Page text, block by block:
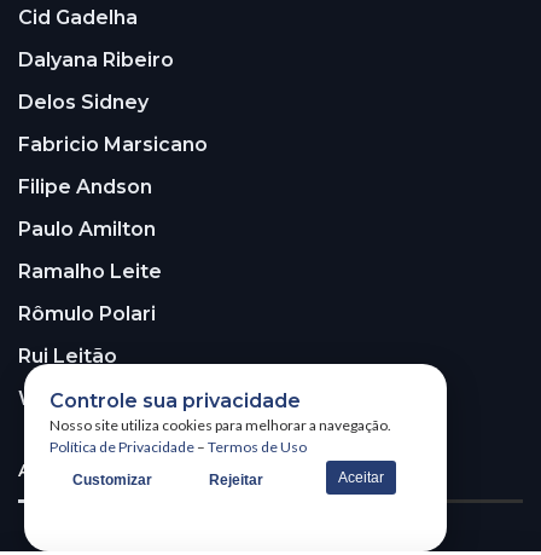
Cid Gadelha
Dalyana Ribeiro
Delos Sidney
Fabricio Marsicano
Filipe Andson
Paulo Amilton
Ramalho Leite
Rômulo Polari
Rui Leitão
Walter Santos
ASSINE A NOSSA NEWSLETTER!
Controle sua privacidade
Nosso site utiliza cookies para melhorar a navegação.
Política de Privacidade – Termos de Uso
Customizar Rejeitar Aceitar